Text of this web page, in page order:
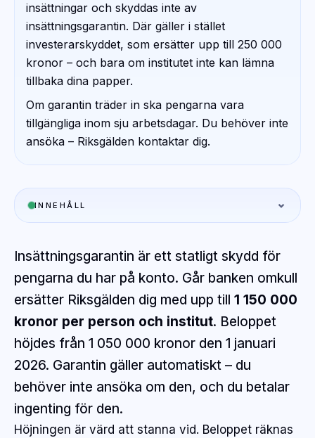
insättningar och skyddas inte av
insättningsgarantin. Där gäller i stället
investerarskyddet, som ersätter upp till 250 000
kronor – och bara om institutet inte kan lämna
tillbaka dina papper.
Om garantin träder in ska pengarna vara
tillgängliga inom sju arbetsdagar. Du behöver inte
ansöka – Riksgälden kontaktar dig.
INNEHÅLL
Insättningsgarantin är ett statligt skydd för
pengarna du har på konto. Går banken omkull
ersätter Riksgälden dig med upp till 1 150 000
kronor per person och institut. Beloppet
höjdes från 1 050 000 kronor den 1 januari
2026. Garantin gäller automatiskt – du
behöver inte ansöka om den, och du betalar
ingenting för den.
Höjningen är värd att stanna vid. Beloppet räknas